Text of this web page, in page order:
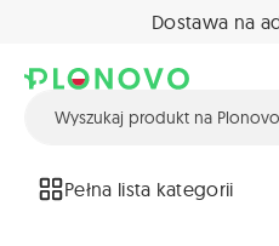
Dostawa na
Pełna lista kategorii